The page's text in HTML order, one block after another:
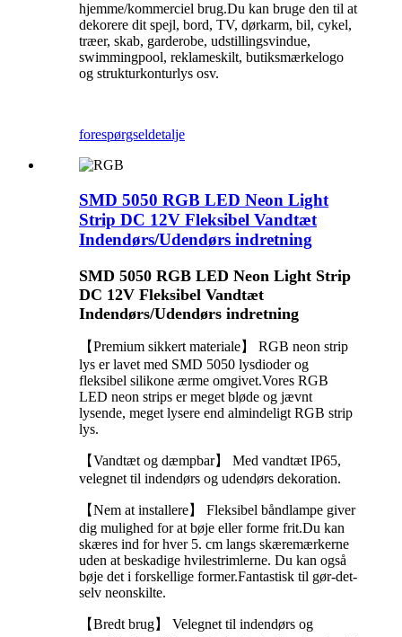
hjemme/kommerciel brug.Du kan bruge den til at
dekorere dit spejl, bord, TV, dørkarm, bil, cykel,
træer, skab, garderobe, udstillingsvindue,
swimmingpool, reklameskilt, butiksmærkelogo
og strukturkonturlys osv.
forespørgseldetalje
SMD 5050 RGB LED Neon Light
Strip DC 12V Fleksibel Vandtæt
Indendørs/Udendørs indretning
SMD 5050 RGB LED Neon Light Strip
DC 12V Fleksibel Vandtæt
Indendørs/Udendørs indretning
【Premium sikkert materiale】 RGB neon strip
lys er lavet med SMD 5050 lysdioder og
fleksibel silikone ærme omgivet.Vores RGB
LED neon strips er meget bløde og jævnt
lysende, meget lysere end almindeligt RGB strip
lys.
【Vandtæt og dæmpbar】 Med vandtæt IP65,
velegnet til indendørs og udendørs dekoration.
【Nem at installere】 Fleksibel båndlampe giver
dig mulighed for at bøje eller forme frit.Du kan
skæres ind for hver 5. cm langs skæremærkerne
uden at beskadige hvilestrimlerne. Du kan også
bøje det i forskellige former.Fantastisk til gør-det-
selv neonskilte.
【Bredt brug】 Velegnet til indendørs og